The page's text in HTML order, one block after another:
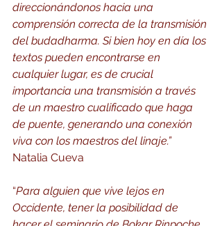
direccionándonos hacia una
comprensión correcta de la transmisión
del budadharma. Si bien hoy en día los
textos pueden encontrarse en
cualquier lugar, es de crucial
importancia una transmisión a través
de un maestro cualificado que haga
de puente, generando una conexión
viva con los maestros del linaje.”
Natalia Cueva
“Para alguien que vive lejos en
Occidente, tener la posibilidad de